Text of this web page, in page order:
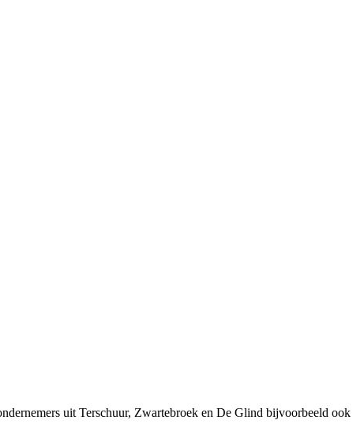
uit Terschuur, Zwartebroek en De Glind bijvoorbeeld ook